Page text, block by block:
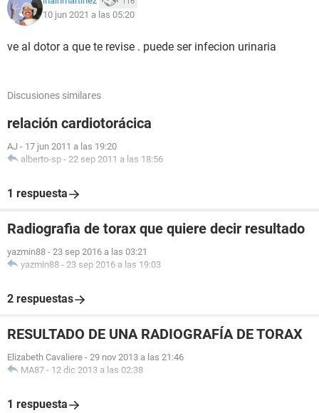
10 jun 2021 a las 05:20
ve al dotor a que te revise . puede ser infecion urinaria
Discusiones similares
relación cardiotorácica
AJ - 17 jun 2011 a las 19:20
alberto-sp - 22 sep 2011 a las 18:56
1 respuesta
Radiografia de torax que quiere decir resultado
yazmin88 - 23 sep 2016 a las 03:21
yazmin88 - 23 sep 2016 a las 19:03
2 respuestas
RESULTADO DE UNA RADIOGRAFÍA DE TORAX
Elizabeth Cavaliere - 29 nov 2013 a las 21:46
MA87 - 12 dic 2013 a las 02:38
1 respuesta